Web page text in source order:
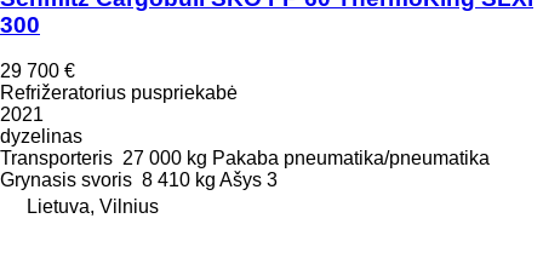
300
29 700 €
Refrižeratorius puspriekabė
2021
dyzelinas
Transporteris 27 000 kg Pakaba pneumatika/pneumatika
Grynasis svoris 8 410 kg Ašys 3
Lietuva, Vilnius